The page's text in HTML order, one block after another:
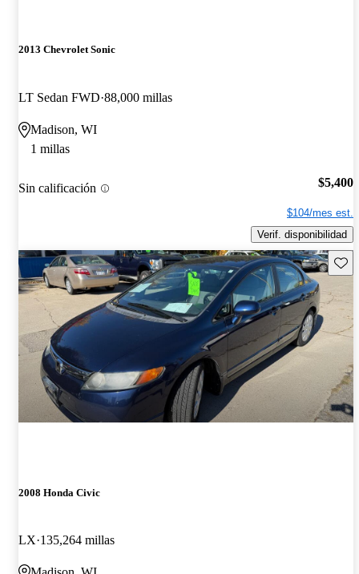
2013 Chevrolet Sonic
LT Sedan FWD 88,000 millas
Madison, WI
1 millas
Sin calificación $5,400
$104/mes est.
Verif. disponibilidad
2008 Honda Civic
LX 135,264 millas